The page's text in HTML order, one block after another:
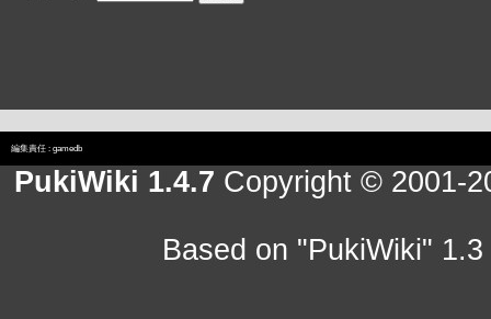
編集責任 : gamedb
PukiWiki 1.4.7 Copyright © 2001-
Based on "PukiWiki"